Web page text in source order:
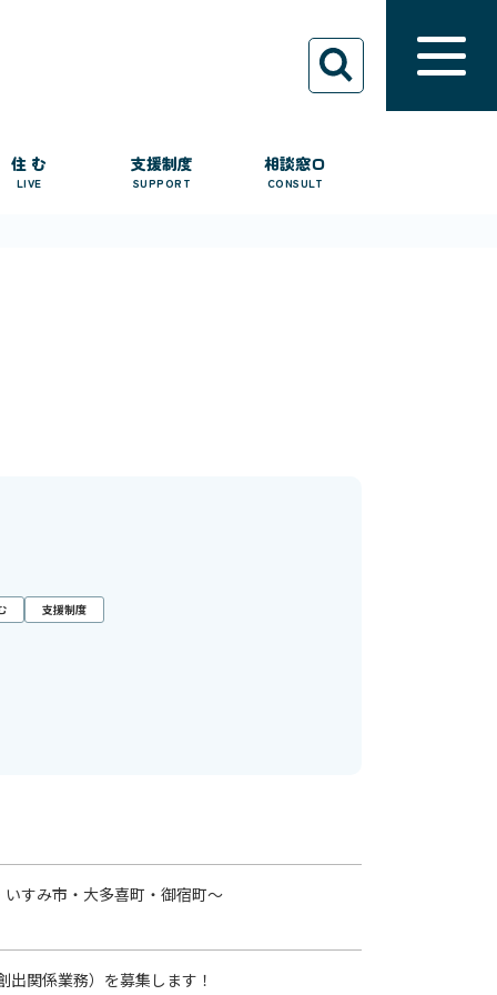
住 む
LIVE
支援制度
SUPPORT
相談窓口
CONSULT
支援制度
すみ市・大多喜町・御宿町～
出関係業務）を募集します！